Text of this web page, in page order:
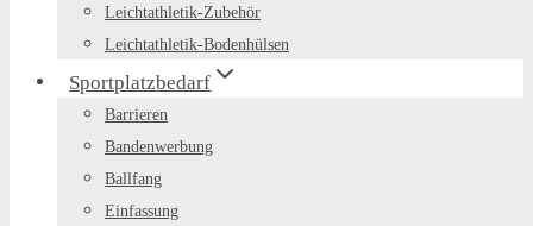
Leichtathletik-Zubehör
Leichtathletik-Bodenhülsen
Sportplatzbedarf
Barrieren
Bandenwerbung
Ballfang
Einfassung